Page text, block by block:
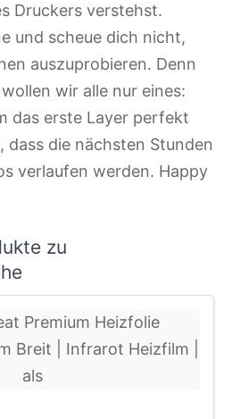
Druckers verstehst.
und scheue dich nicht,
auszuprobieren. Denn
wir alle nur eines:
das erste Layer perfekt
die nächsten Stunden
verlaufen werden. Happy
zu